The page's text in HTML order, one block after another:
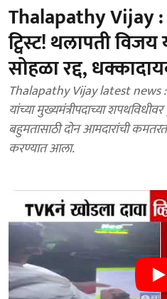
Thalapathy Vijay :
ट्विस्ट! थलापती
सोहळा रद्द,
Thalapathy Vijay latest news :
यांच्या मुख्यमंत्रीपदाच्या
बहुमतासाठी दोन आमदारांची
करण्यात आला.